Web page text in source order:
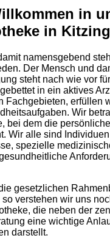
in
in
namensgebend
Der Mensch und
steht nach wie vor
in ein aktives
Fachgebieten, erfüllen
Wir
bei dem die
Wir alle sind
spezielle
gesetzlichen
verstehen wir uns
die neben der
eine wichtige
darstellt.